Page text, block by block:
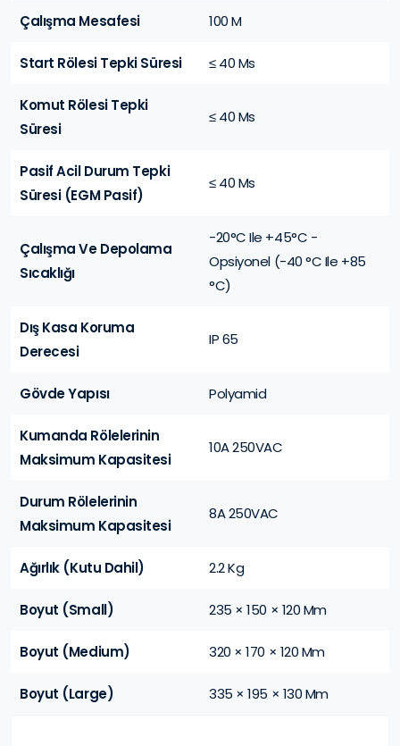
Çalışma Mesafesi 100 M
Start Rölesi Tepki Süresi ≤ 40 Ms
Komut Rölesi Tepki
Süresi
≤ 40 Ms
Pasif Acil Durum Tepki
Süresi (EGM Pasif)
≤ 40 Ms
Çalışma Ve Depolama
Sıcaklığı
-20°C Ile +45°C -
Opsiyonel (-40 °C Ile +85
°C)
Dış Kasa Koruma
Derecesi
IP 65
Gövde Yapısı Polyamid
Kumanda Rölelerinin
Maksimum Kapasitesi
10A 250VAC
Durum Rölelerinin
Maksimum Kapasitesi
8A 250VAC
Ağırlık (Kutu Dahil) 2.2 Kg
Boyut (Small) 235 × 150 × 120 Mm
Boyut (Medium) 320 × 170 × 120 Mm
Boyut (Large) 335 × 195 × 130 Mm